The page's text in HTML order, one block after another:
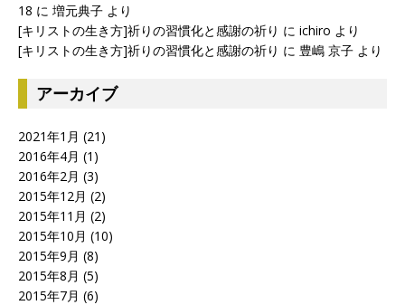
18 に 増元典子 より
[キリストの生き方]祈りの習慣化と感謝の祈り に ichiro より
[キリストの生き方]祈りの習慣化と感謝の祈り に 豊嶋 京子 より
アーカイブ
2021年1月 (21)
2016年4月 (1)
2016年2月 (3)
2015年12月 (2)
2015年11月 (2)
2015年10月 (10)
2015年9月 (8)
2015年8月 (5)
2015年7月 (6)